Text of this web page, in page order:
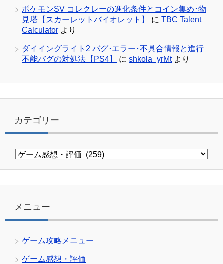
ポケモンSV コレクレーの進化条件とコイン集め･物
見塔【スカーレットバイオレット】
に TBC Talent
Calculator より
ダイイングライト2 バグ･エラー･不具合情報と進行
不能バグの対処法【PS4】
に shkola_yrMtより
カテゴリー
カ
リ
メニュー
ゲーム攻略メニュー
ゲーム感想・評価